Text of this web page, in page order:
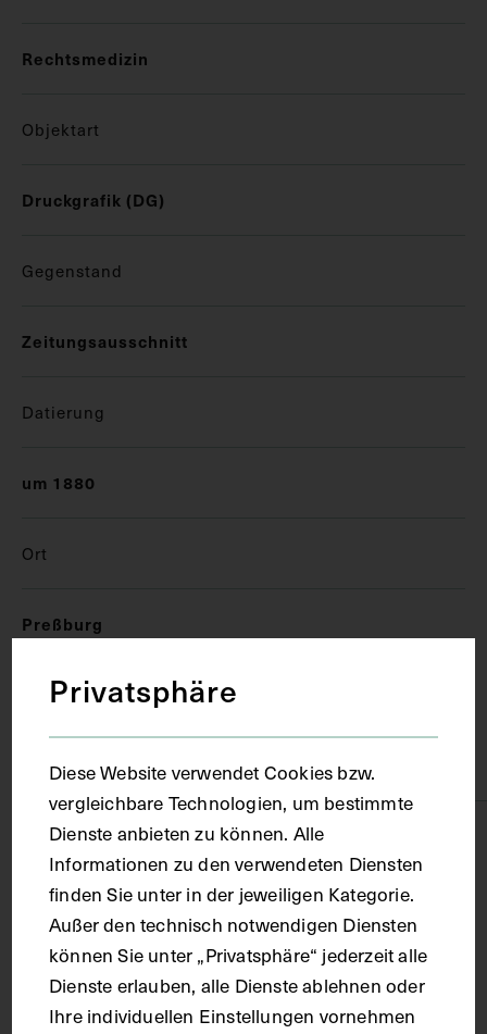
Rechtsmedizin
Objektart
Druckgrafik (DG)
Gegenstand
Zeitungsausschnitt
Datierung
um 1880
Ort
Preßburg
Material
Karton
Technik
Druck
Maße
Privatsphäre
Diese Website verwendet Cookies bzw.
vergleichbare Technologien, um bestimmte
Dienste anbieten zu können. Alle
Informationen zu den verwendeten Diensten
finden Sie unter in der jeweiligen Kategorie.
Außer den technisch notwendigen Diensten
können Sie unter „Privatsphäre“ jederzeit alle
Dienste erlauben, alle Dienste ablehnen oder
Ihre individuellen Einstellungen vornehmen